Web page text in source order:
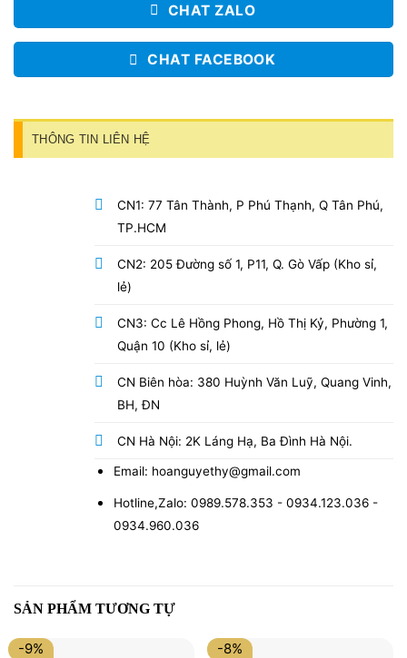
CHAT ZALO
CHAT FACEBOOK
THÔNG TIN LIÊN HỆ
CN1: 77 Tân Thành, P Phú Thạnh, Q Tân Phú,
TP.HCM
CN2: 205 Đường số 1, P11, Q. Gò Vấp (Kho sỉ,
lẻ)
CN3: Cc Lê Hồng Phong, Hồ Thị Kỷ, Phường 1,
Quận 10 (Kho sỉ, lẻ)
CN Biên hòa: 380 Huỳnh Văn Luỹ, Quang Vinh,
BH, ĐN
CN Hà Nội: 2K Láng Hạ, Ba Đình Hà Nội.
Email: hoanguyethy@gmail.com
Hotline,Zalo: 0989.578.353 - 0934.123.036 -
0934.960.036
SẢN PHẨM TƯƠNG TỰ
-9% -8%